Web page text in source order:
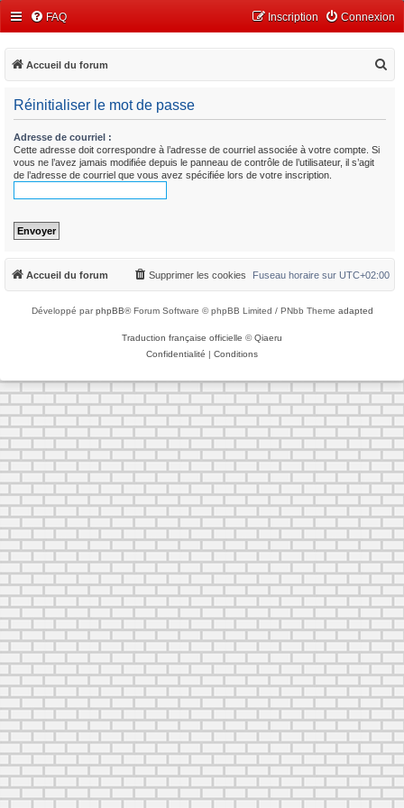
FAQ Connexion
Inscription
Accueil du forum
r
Réinitialiser le mot de passe
Adresse de courriel :
Cette adresse doit correspondre à l’adresse de courriel associée à votre compte. Si
vous ne l’avez jamais modifiée depuis le panneau de contrôle de l’utilisateur, il s’agit
de l’adresse de courriel que vous avez spécifiée lors de votre inscription.
Accueil du forum Fuseau horaire sur UTC+02:00
Supprimer les cookies
Développé parphpBB® Forum Software © phpBB Limited / PNbb Theme adapted
Traduction française officielle ©Qiaeru
Confidentialité | Conditions